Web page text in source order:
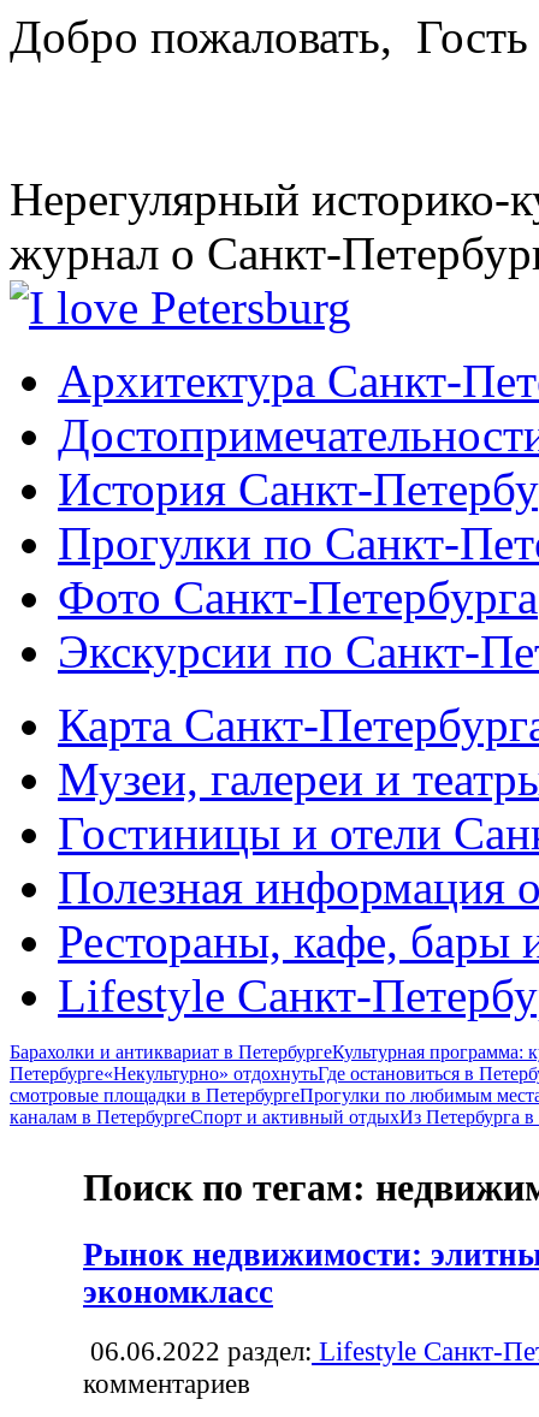
Добро пожаловать, Гость
Нерегулярный историко-
журнал о Санкт-
Архитектура Санкт-
История Санкт-
Прогулки по Санкт-
Фото Санкт-Петербурга
Экскурсии по Санкт-
Карта Санкт-
Музеи, галереи и
Гостиницы и отели
Полезная информация
Рестораны, кафе, бары
Lifestyle Санкт-
Барахолки и антиквариат в ПетербургеКультурная программа:
Петербурге«Некультурно» отдохнутьГде остановиться в
смотровые площадки в ПетербургеПрогулки по любимым
каналам в ПетербургеСпорт и активный отдыхИз Петербурга
Поиск по тегам:
Рынок недвижимости:
экономкласс
06.06.2022 раздел: Lifestyle Санкт-
комментариев